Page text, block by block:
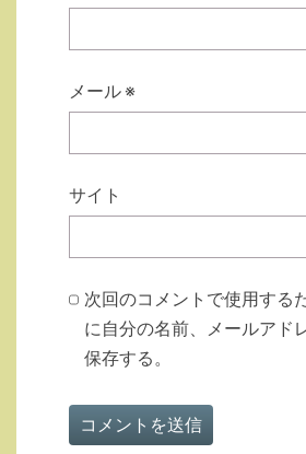
メール ※
サイト
次回のコメントで使用する
に自分の名前、メールアド
保存する。